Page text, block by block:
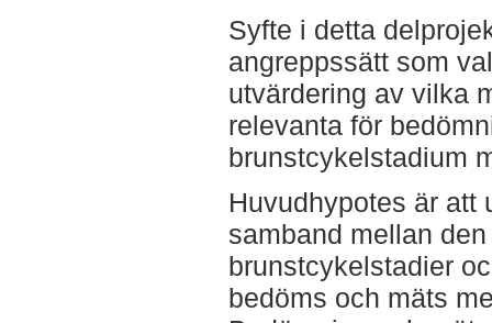
Syfte i detta
angreppssätt som
utvärdering av vilka
relevanta för
brunstcykelstadium
Huvudhypotes är att
samband mellan
brunstcykelstadier
bedöms och mäts